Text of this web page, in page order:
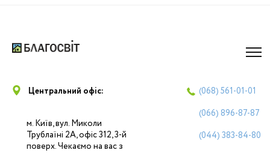
Центральний офіс:
м. Київ, вул. Миколи
Трублаїні 2А, офіс 312, 3-й
поверх. Чекаємо на вас з
(068) 561-01-01
(066) 896-87-87
(044) 383-84-80